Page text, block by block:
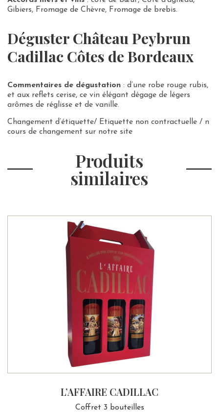
Gibiers, Fromage de Chèvre, Fromage de brebis.
Déguster Château Peybrun
Cadillac Côtes de Bordeaux
Commentaires de dégustation : d’une robe rouge rubis,
et aux reflets cerise, ce vin élégant dégage de légers
arômes de réglisse et de vanille.
Changement d’étiquette/ Etiquette non contractuelle / n
cours de changement sur notre site
Produits
similaires
L’AFFAIRE CADILLAC
Coffret 3 bouteilles